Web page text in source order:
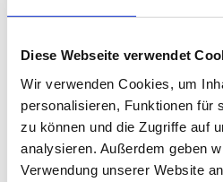
Diese Webseite verwendet
Wir verwenden Cookies, um
personalisieren, Funktionen für
zu können und die Zugriffe auf
analysieren. Außerdem geben
Verwendung unserer Website
Beschilderung
Gute Anbindung an ÖPNV
Kinderwagentauglich
Talwanderweg